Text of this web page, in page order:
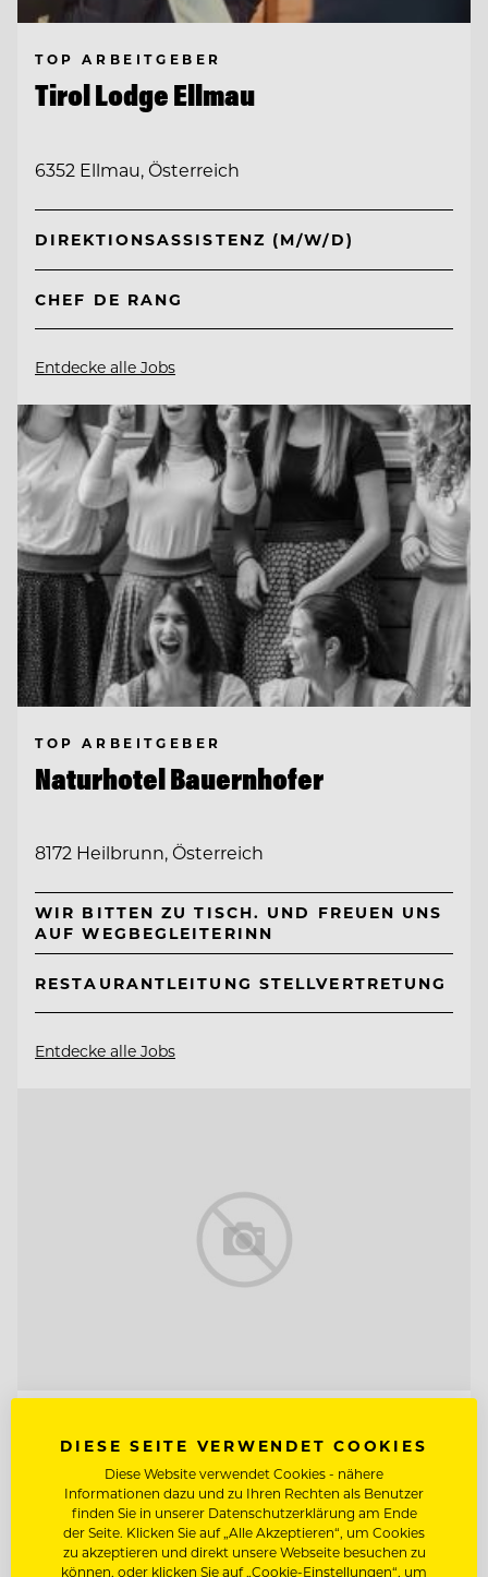
TOP ARBEITGEBER
Tirol Lodge Ellmau
6352 Ellmau, Österreich
DIREKTIONSASSISTENZ (M/W/D)
CHEF DE RANG
Entdecke alle Jobs
TOP ARBEITGEBER
Naturhotel Bauernhofer
8172 Heilbrunn, Österreich
WIR BITTEN ZU TISCH. UND FREUEN UNS
AUF WEGBEGLEITERINN
RESTAURANTLEITUNG STELLVERTRETUNG
Entdecke alle Jobs
Lehrieder Catering-Party-Service
90471 Nürnberg - Südoststadt , Deutschland
DIESE SEITE VERWENDET COOKIES
Diese Website verwendet Cookies - nähere
Informationen dazu und zu Ihren Rechten als Benutzer
finden Sie in unserer Datenschutzerklärung am Ende
der Seite. Klicken Sie auf „Alle Akzeptieren“, um Cookies
zu akzeptieren und direkt unsere Webseite besuchen zu
können, oder klicken Sie auf „Cookie-Einstellungen“, um